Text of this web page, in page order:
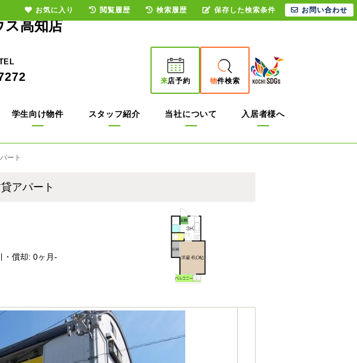
ス高知店
来店予約 物件検索
学生向け物件 スタッフ紹介 当社について 入居者様へ
ート
貸アパート
償却: 0ヶ月-
お気に入り 閲覧履歴 検索履歴 保存した検索条件 お問い合わせ